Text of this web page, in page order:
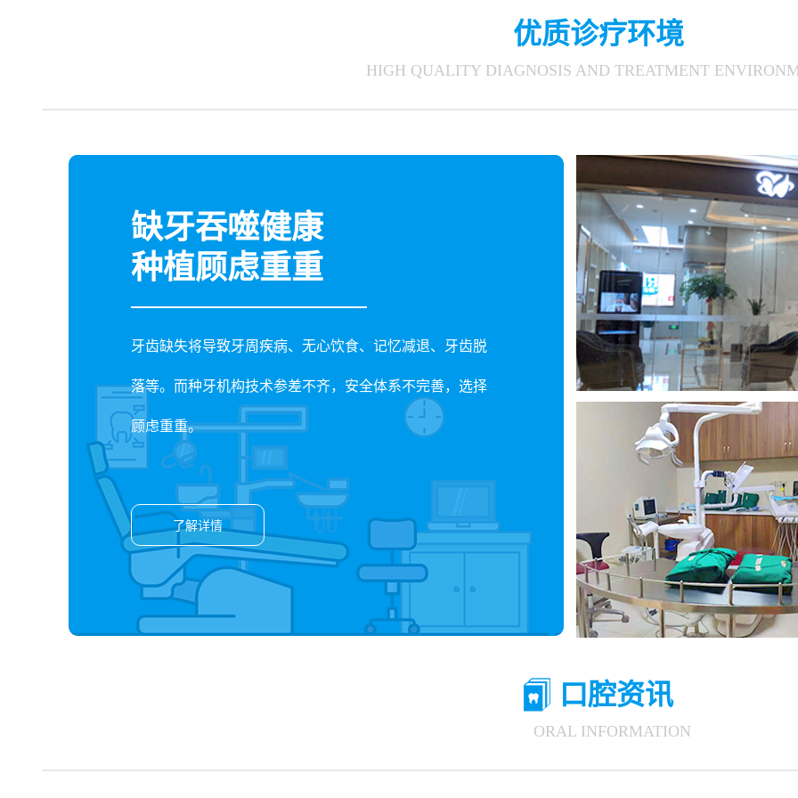
优质诊疗环境
HIGH QUALITY DIAGNOSIS AND TREATMENT
缺牙吞噬健康
种植顾虑重重
牙齿缺失将导致牙周疾病、无心饮食、记忆减退、牙齿脱
落等。而种牙机构技术参差不齐，安全体系不完善，选择
顾虑重重。
了解详情
口腔资讯
ORAL INFORMATION